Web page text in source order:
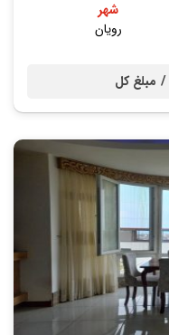
شهر
رویان
مبلغ کل